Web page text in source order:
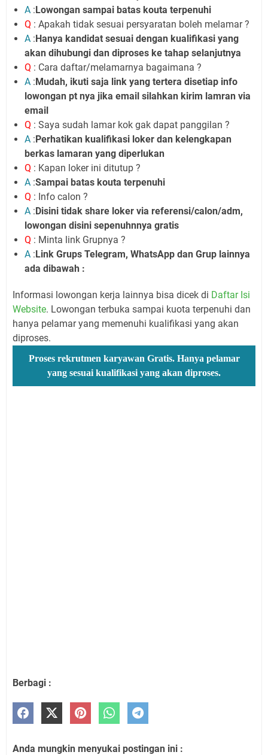
A :Lowongan sampai batas kouta terpenuhi
Q : Apakah tidak sesuai persyaratan boleh melamar ?
A :Hanya kandidat sesuai dengan kualifikasi yang
akan dihubungi dan diproses ke tahap selanjutnya
Q : Cara daftar/melamarnya bagaimana ?
A :Mudah, ikuti saja link yang tertera disetiap info
lowongan pt nya jika email silahkan kirim lamran via
email
Q : Saya sudah lamar kok gak dapat panggilan ?
A :Perhatikan kualifikasi loker dan kelengkapan
berkas lamaran yang diperlukan
Q : Kapan loker ini ditutup ?
A :Sampai batas kouta terpenuhi
Q : Info calon ?
A :Disini tidak share loker via referensi/calon/adm,
lowongan disini sepenuhnnya gratis
Q : Minta link Grupnya ?
A :Link Grups Telegram, WhatsApp dan Grup lainnya
ada dibawah :
Informasi lowongan kerja lainnya bisa dicek di Daftar Isi
Website. Lowongan terbuka sampai kuota terpenuhi dan
hanya pelamar yang memenuhi kualifikasi yang akan
diproses.
Proses rekrutmen karyawan Gratis. Hanya pelamar
yang sesuai kualifikasi yang akan diproses.
Berbagi :
Anda mungkin menyukai postingan ini :